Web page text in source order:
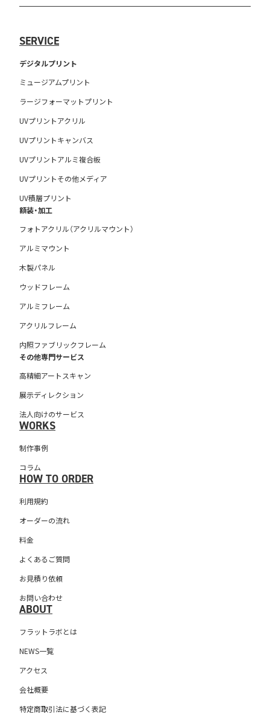
SERVICE
デジタルプリント
ミュージアムプリント
ラージフォーマットプリント
UVプリントアクリル
UVプリントキャンバス
UVプリントアルミ複合板
UVプリントその他メディア
UV積層プリント
額装・加工
フォトアクリル（アクリルマウント）
アルミマウント
木製パネル
ウッドフレーム
アルミフレーム
アクリルフレーム
内照ファブリックフレーム
その他専門サービス
高精細アートスキャン
展示ディレクション
法人向けのサービス
WORKS
制作事例
コラム
HOW TO ORDER
利用規約
オーダーの流れ
料金
よくあるご質問
お見積り依頼
お問い合わせ
ABOUT
フラットラボとは
NEWS一覧
アクセス
会社概要
特定商取引法に基づく表記